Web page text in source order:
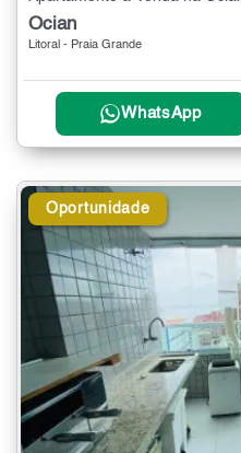
Ocian
Litoral - Praia Grande
WhatsApp
Oportunidade